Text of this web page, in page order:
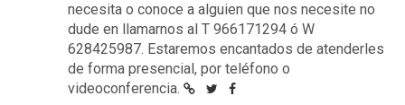
necesita o conoce a alguien que nos necesite no
dude en llamarnos al T 966171294 ó W
628425987. Estaremos encantados de atenderles
de forma presencial, por teléfono o
videoconferencia.